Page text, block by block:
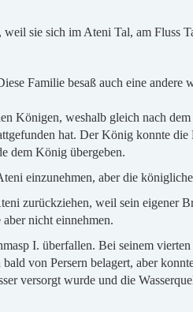
sie sich im Ateni Tal, am Fluss
Familie besaß auch eine andere
Königen, weshalb gleich nach
hat. Der König konnte
dem König übergeben.
einzunehmen, aber die
zurückziehen, weil sein eigener
nicht einnehmen.
I. überfallen. Bei seinem
von Persern belagert, aber
versorgt wurde und die